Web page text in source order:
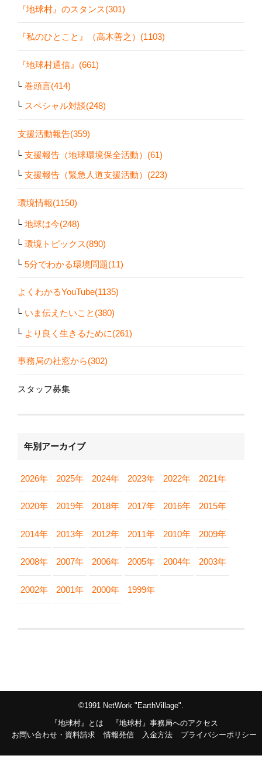
『地球村』のスタンス(301)
『私のひとこと』（高木善之）(1103)
『地球村通信』(661)
巻頭言(414)
スペシャル対談(248)
支援活動報告(359)
支援報告（地球環境保全活動）(61)
支援報告（緊急人道支援活動）(223)
環境情報(1150)
地球は今(248)
環境トピックス(890)
5分でわかる環境問題(11)
よくわかるYouTube(1135)
いま伝えたいこと(380)
より良く生きるために(261)
事務局の社窓から(302)
スタッフ募集
年別アーカイブ
2026年 2025年 2024年 2023年 2022年 2021年
2020年 2019年 2018年 2017年 2016年 2015年
2014年 2013年 2012年 2011年 2010年 2009年
2008年 2007年 2006年 2005年 2004年 2003年
2002年 2001年 2000年 1999年
©1991 NetWork "EarthVillage".
『地球村』とは
『地球村』事務局へのアクセス
お問い合わせ・資料請求
情報発信 入金方法 プライバシーポリシー